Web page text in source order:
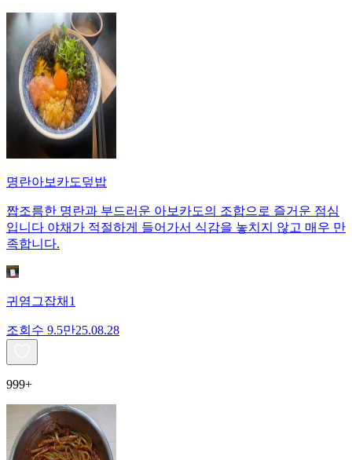
명란아보카도덮밥
짭조름한 명란과 부드러운 아보카도의 조합으로 즐거운 점심
입니다 야채가 적절하게 들어가서 식감을 놓치지 않고 매우 만
족합니다.
귀염그잡채1
조회수 9.5만25.08.28
999+